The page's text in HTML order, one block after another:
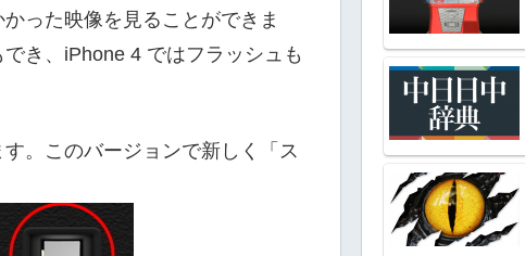
った映像を見ることができま
き、iPhone 4 ではフラッシュも
。このバージョンで新しく「ス